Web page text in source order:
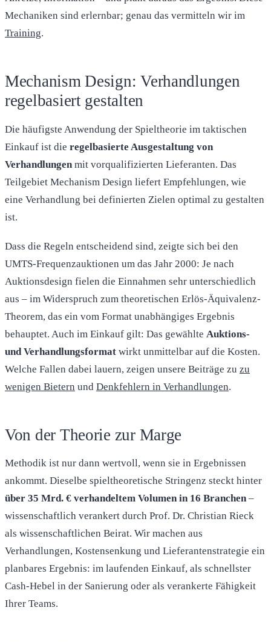
Mechaniken sind erlernbar; genau das vermitteln wir im
Training.
Mechanism Design: Verhandlungen
regelbasiert gestalten
Die häufigste Anwendung der Spieltheorie im taktischen
Einkauf ist die regelbasierte Ausgestaltung von
Verhandlungen mit vorqualifizierten Lieferanten. Das
Teilgebiet Mechanism Design liefert Empfehlungen, wie
eine Verhandlung bei definierten Zielen optimal zu gestalten
ist.
Dass die Regeln entscheidend sind, zeigte sich bei den
UMTS-Frequenzauktionen um das Jahr 2000: Je nach
Auktionsdesign fielen die Einnahmen sehr unterschiedlich
aus – im Widerspruch zum theoretischen Erlös-Äquivalenz-
Theorem, das ein vom Format unabhängiges Ergebnis
behauptet. Auch im Einkauf gilt: Das gewählte Auktions-
und Verhandlungsformat wirkt unmittelbar auf die Kosten.
Welche Fallen dabei lauern, zeigen unsere Beiträge zu zu
wenigen Bietern und Denkfehlern in Verhandlungen.
Von der Theorie zur Marge
Methodik ist nur dann wertvoll, wenn sie in Ergebnissen
ankommt. Dieselbe spieltheoretische Stringenz steckt hinter
über 35 Mrd. € verhandeltem Volumen in 16 Branchen–
wissenschaftlich verankert durch Prof. Dr. Christian Rieck
als wissenschaftlichen Beirat. Wir machen aus
Verhandlungen, Kostensenkung und Lieferantenstrategie ein
planbares Ergebnis: im laufenden Einkauf, als schnellster
Cash-Hebel in der Sanierung oder als verankerte Fähigkeit
Ihrer Teams.